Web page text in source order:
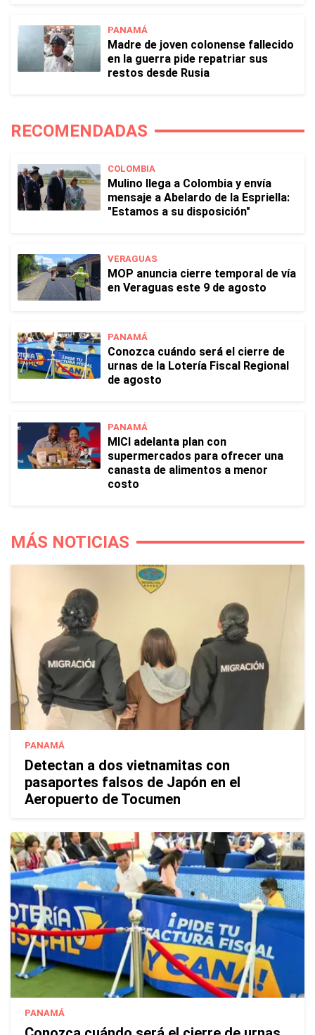
PANAMÁ
Madre de joven colonense fallecido
en la guerra pide repatriar sus
restos desde Rusia
RECOMENDADAS
COLOMBIA
Mulino llega a Colombia y envía
mensaje a Abelardo de la Espriella:
"Estamos a su disposición"
VERAGUAS
MOP anuncia cierre temporal de vía
en Veraguas este 9 de agosto
PANAMÁ
Conozca cuándo será el cierre de
urnas de la Lotería Fiscal Regional
de agosto
PANAMÁ
MICI adelanta plan con
supermercados para ofrecer una
canasta de alimentos a menor
costo
MÁS NOTICIAS
PANAMÁ
Detectan a dos vietnamitas con
pasaportes falsos de Japón en el
Aeropuerto de Tocumen
PANAMÁ